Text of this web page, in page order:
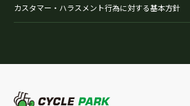
カスタマー・ハラスメント行為に対する基本方針